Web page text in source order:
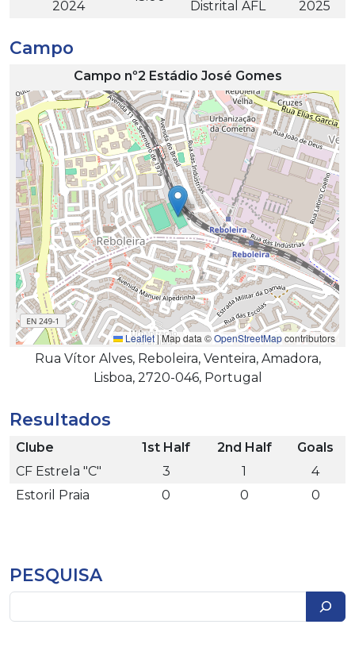
2024
Distrital AFL
2025
Campo
Campo nº2 Estádio José Gomes
Leaflet|Map data ©OpenStreetMapcontributors
Rua Vítor Alves, Reboleira, Venteira, Amadora,
Lisboa, 2720-046, Portugal
Resultados
Clube 1st Half 2nd Half
Goals
CF Estrela "C"
3 1
4
Estoril Praia
0 0 0
PESQUISA